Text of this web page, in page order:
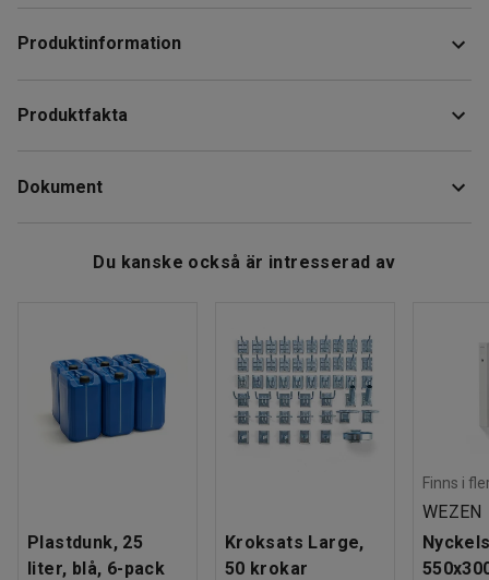
Produktinformation
laminat som är enkel att rengöra. Underhyllan bidrar till
Produktfakta
Bredd: 500
Laminat
Dokument
Du kanske också är intresserad av
Plastdunk, 25
liter, blå, 6-pack
Kroksats Large,
50 krokar
Finns i
WEZEN